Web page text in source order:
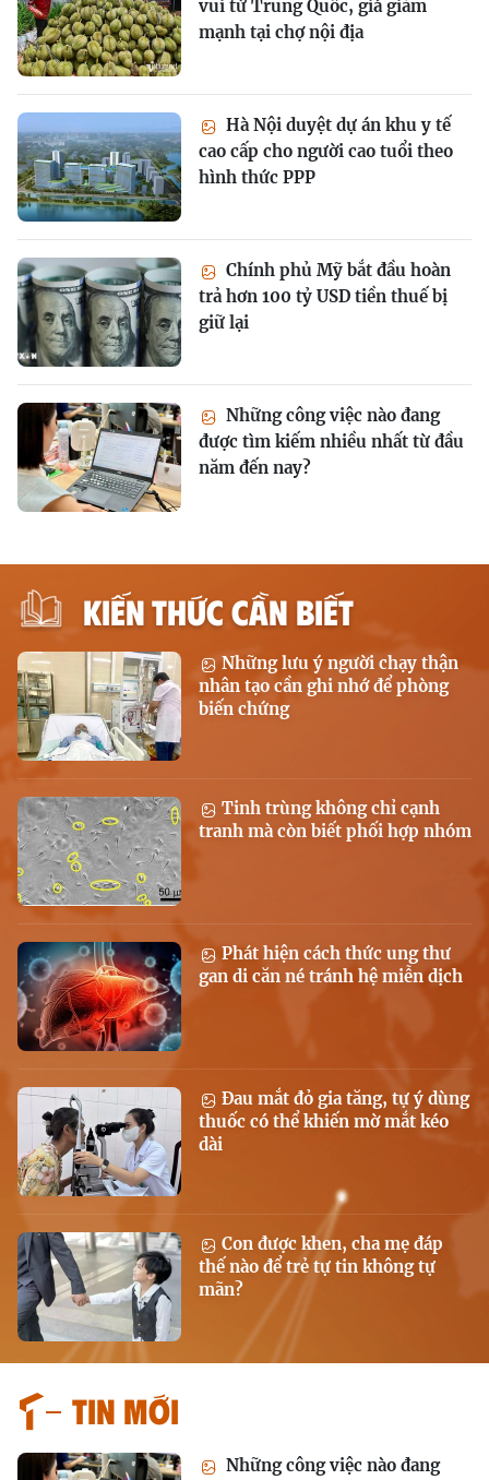
vui từ Trung Quốc, giá giảm
mạnh tại chợ nội địa
Hà Nội duyệt dự án khu y tế
cao cấp cho người cao tuổi theo
hình thức PPP
Chính phủ Mỹ bắt đầu hoàn
trả hơn 100 tỷ USD tiền thuế bị
giữ lại
Những công việc nào đang
được tìm kiếm nhiều nhất từ đầu
năm đến nay?
KIẾN THỨC CẦN BIẾT
Những lưu ý người chạy thận
nhân tạo cần ghi nhớ để phòng
biến chứng
Tinh trùng không chỉ cạnh
tranh mà còn biết phối hợp nhóm
Phát hiện cách thức ung thư
gan di căn né tránh hệ miễn dịch
Đau mắt đỏ gia tăng, tự ý dùng
thuốc có thể khiến mờ mắt kéo
dài
Con được khen, cha mẹ đáp
thế nào để trẻ tự tin không tự
mãn?
Tin mới
Những công việc nào đang